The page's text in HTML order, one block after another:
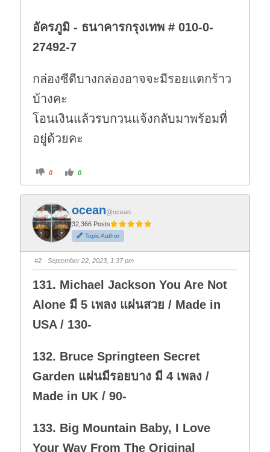
อัครภูมิ - ธนาคารกรุงเทพ # 010-0-
27492-7
กล่องซีดีบางกล่องอาจจะมีรอยแตกร้าว
บ้างคะ
โอนเงินแล้วรบกวนแจ้งกลับมาพร้อมที่
อยู่ด้วยคะ
C
i
k
f
o
r
t
h
u
m
b
d
o
n
.
0
C
i
k
o
r
t
h
u
m
b
u
p
0
ocean@ocean
32,366 Posts
Topic Author
#2 · September 22, 2023, 1:37 pm
131. Michael Jackson You Are Not
Alone มี 5 เพลง แผ่นสวย / Made in
USA / 130-
132. Bruce Springteen Secret
Garden แผ่นมีรอยบาง มี 4 เพลง /
Made in UK / 90-
133. Big Mountain Baby, I Love
Your Way From The Original